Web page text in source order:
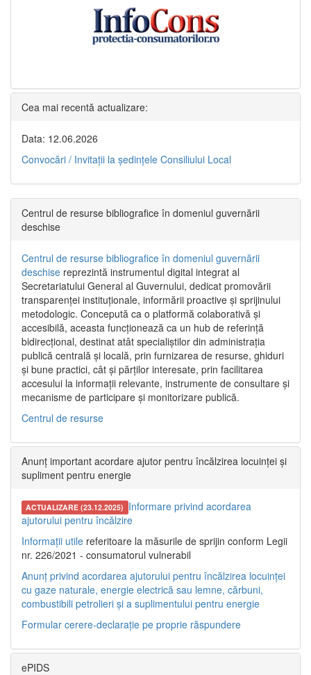
Cea mai recentă actualizare:
Data: 12.06.2026
Convocări / Invitaţii la şedinţele Consiliului Local
Centrul de resurse bibliografice în domeniul guvernării
deschise
Centrul de resurse bibliografice în domeniul guvernării
deschise reprezintă instrumentul digital integrat al
Secretariatului General al Guvernului, dedicat promovării
transparenței instituționale, informării proactive și sprijinului
metodologic. Concepută ca o platformă colaborativă și
accesibilă, aceasta funcționează ca un hub de referință
bidirecțional, destinat atât specialiștilor din administrația
publică centrală și locală, prin furnizarea de resurse, ghiduri
și bune practici, cât și părților interesate, prin facilitarea
accesului la informații relevante, instrumente de consultare și
mecanisme de participare și monitorizare publică.
Centrul de resurse
Anunț important acordare ajutor pentru încălzirea locuinței și
supliment pentru energie
ACTUALIZARE (23.12.2025) Informare privind acordarea
ajutorului pentru încălzire
Informații utile referitoare la măsurile de sprijin conform Legii
nr. 226/2021 - consumatorul vulnerabil
Anunț privind acordarea ajutorului pentru încălzirea locuinței
cu gaze naturale, energie electrică sau lemne, cărbuni,
combustibili petrolieri și a suplimentului pentru energie
Formular cerere-declarație pe proprie răspundere
ePIDS